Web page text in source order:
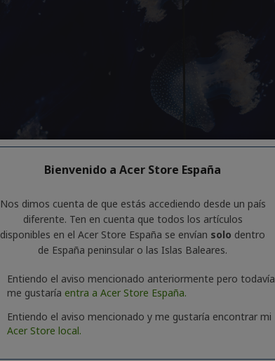
Bienvenido a Acer Store España
Nos dimos cuenta de que estás accediendo desde un país
diferente. Ten en cuenta que todos los artículos
disponibles en el Acer Store España se envían solo dentro
de España peninsular o las Islas Baleares.
Entiendo el aviso mencionado anteriormente pero todavía
me gustaría entra a Acer Store España.
Entiendo el aviso mencionado y me gustaría encontrar mi
Acer Store local.